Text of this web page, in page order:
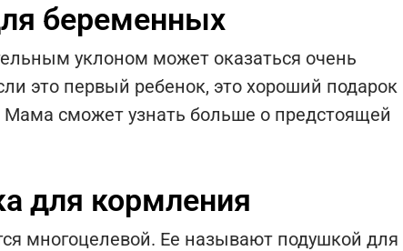
беременных
уклоном может оказаться очень
это первый ребенок, это хороший подарок
сможет узнать больше о предстоящей
для кормления
многоцелевой. Ее называют подушкой для